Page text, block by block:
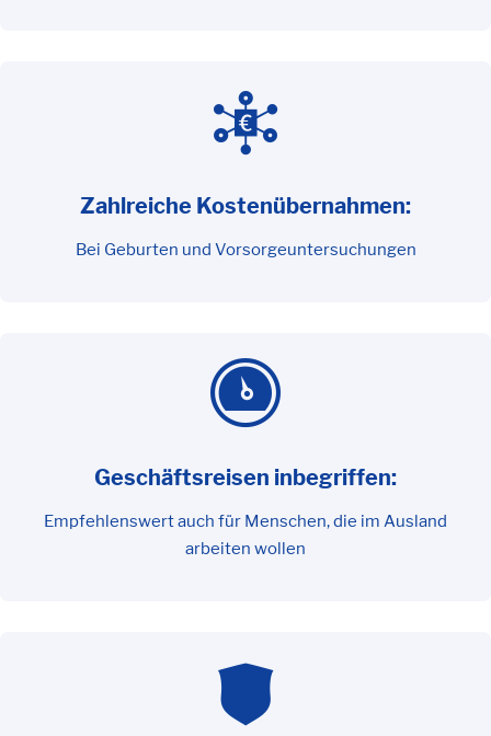
Zahlreiche Kostenübernahmen:
Bei Geburten und Vorsorgeuntersuchungen
Geschäftsreisen inbegriffen:
Empfehlenswert auch für Menschen, die im Ausland
arbeiten wollen